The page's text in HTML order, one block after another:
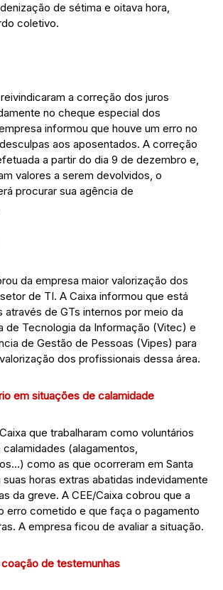
de sétima e oitava hora,
coletivo.
a correção dos juros
no cheque especial dos
informou que houve um erro no
aos aposentados. A correção
a partir do dia 9 de dezembro e,
valores a serem devolvidos, o
procurar sua agência de
da empresa maior valorização dos
de TI. A Caixa informou que está
de GTs internos por meio da
de Tecnologia da Informação (Vitec) e
de Gestão de Pessoas (Vipes) para
dos profissionais dessa área.
em situações de calamidade
que trabalharam como voluntários
(alagamentos,
como as que ocorreram em Santa
suas horas extras abatidas indevidamente
da greve. A CEE/Caixa cobrou que a
erro cometido e que faça o pagamento
A empresa ficou de avaliar a situação.
de testemunhas